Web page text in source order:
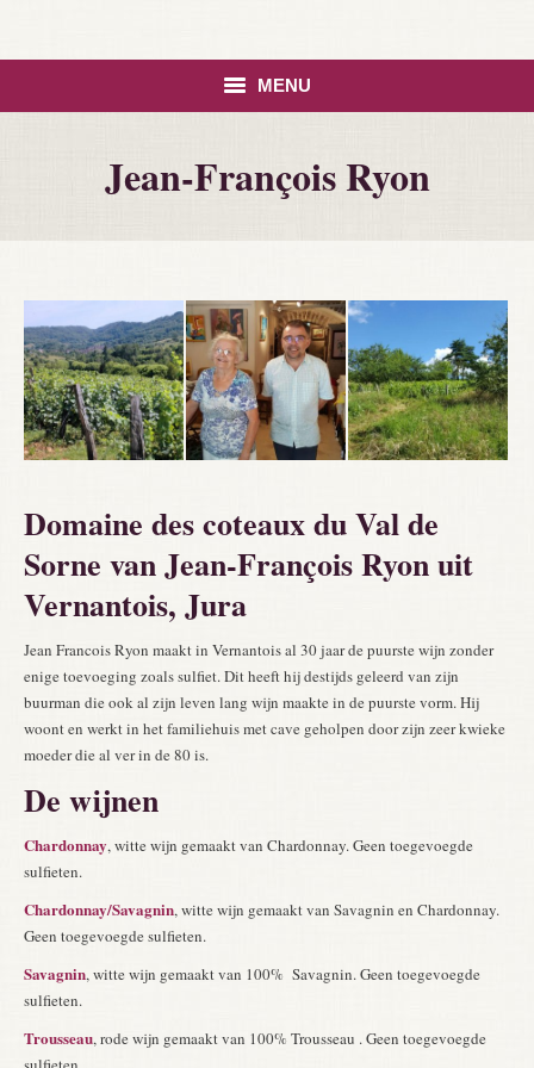
MENU
Jean-François Ryon
Domaine des coteaux du Val de
Sorne van Jean-François Ryon uit
Vernantois, Jura
Jean Francois Ryon maakt in Vernantois al 30 jaar de puurste wijn zonder
enige toevoeging zoals sulfiet. Dit heeft hij destijds geleerd van zijn
buurman die ook al zijn leven lang wijn maakte in de puurste vorm. Hij
woont en werkt in het familiehuis met cave geholpen door zijn zeer kwieke
moeder die al ver in de 80 is.
De wijnen
Chardonnay, witte wijn gemaakt van Chardonnay. Geen toegevoegde
sulfieten.
Chardonnay/Savagnin, witte wijn gemaakt van Savagnin en Chardonnay.
Geen toegevoegde sulfieten.
Savagnin, witte wijn gemaakt van 100% Savagnin. Geen toegevoegde
sulfieten.
Trousseau, rode wijn gemaakt van 100% Trousseau . Geen toegevoegde